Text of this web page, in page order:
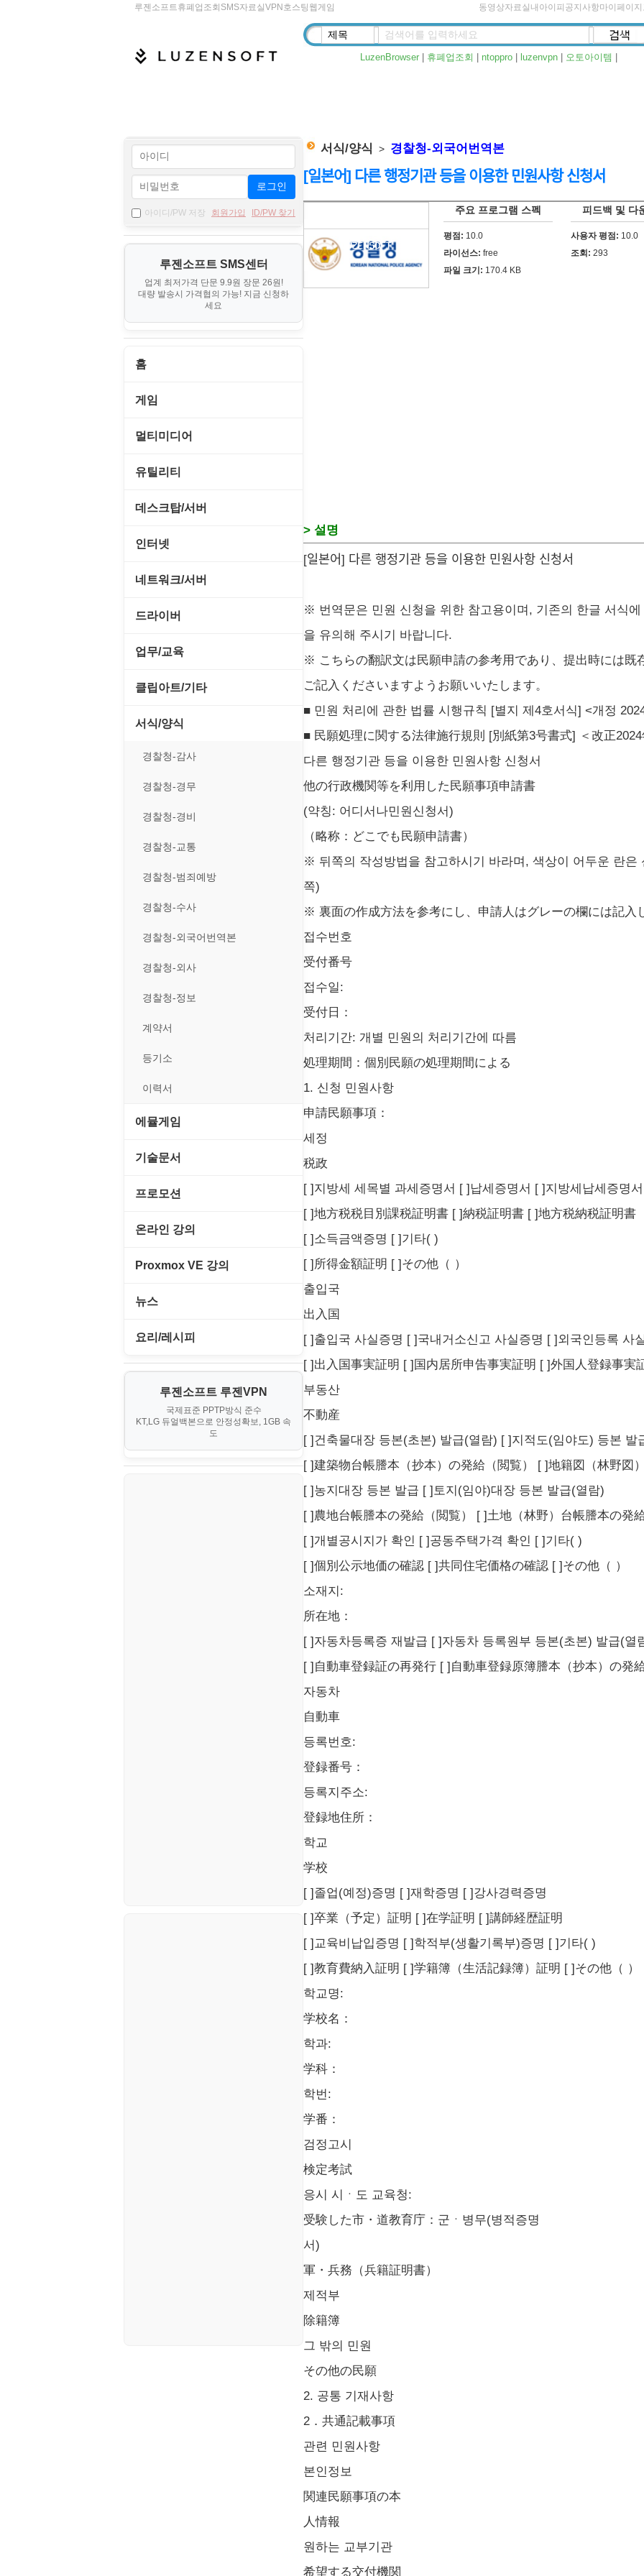
루젠소프트휴폐업조회 SMS자료실 VPN 호스팅 웹게임 동영상자료실 내아이피 공지사항마이페이지
LuzenBrowser| 휴폐업조회 ntoppro| luzenvpn| 오토아이템
로그인
아이디/PW 저장 회원가입 ID/PW 찾기
루젠소프트 SMS센터
업계 최저가격 단문 9.9원 장문 26원!
대량 발송시 가격협의 가능! 지금 신청하
세요
홈
게임
게임 관련 툴
아케이드/액션
앱플레이어
온라인게임
전략/시뮬레이션
멀티미디어
CD/DVD 재생기
비디오 재생기
사운드 에디터
사운드 재생기
이미지 뷰어
유틸리티
CD/CDR/DVD
바이러스 백신
압축파일 관리
파일/디스크
하드웨어 관련
데스크탑/서버
Prometheus
실행기/툴바
운영체제 ISO/Image
커서/아이콘 툴
폰트관리/인쇄
인터넷
FTP/텔넷/통신
사이트 저작도구
원격도구
웹 브라우저
웹 유틸리티
파일공유/클라우드
네트워크/서버
FTP 서버
백오피스/.NET
웹 서버
드라이버
SCSI/IDE/USB
업무/교육
MS 오피스 관련
클립아트/기타
동영상 클립
사운드 클립
아이콘/커서
이미지/월페이퍼
테마/스킨
서식/양식
경찰청-감사
경찰청-경무
경찰청-경비
경찰청-교통
경찰청-범죄예방
경찰청-수사
경찰청-외국어번역본
경찰청-외사
경찰청-정보
계약서
등기소
이력서
에뮬게임
Emulator(게임실행기)
오락실게임
휴대용게임
기술문서
C#, .NET, Visual Studio
JavaScript
MacOS/맥북
MCP
MS SQL Server
프로모션
고정아이피.net
엔탑프로(NTOPPRO)
휴폐업조회
온라인 강의
PHP - 고급
부동산
Proxmox VE 강의
I. Proxmox VE 기본 환경 구축
IV. 클러스터 및 고가용성 (HA)
V. 고급 기능 및 CLI 활용
VI. 장애 조치 (Failover) 심화 시
뉴스
IT/보안
게임
경제
부동산
요리/레시피
노하우
소스/양념장
루젠소프트 루젠VPN
국제표준 PPTP방식 준수
KT,LG 듀얼백본으로 안정성확보, 1GB 속
도
서식/양식 > 경찰청-외국어번역본
[일본어] 다른 행정기관 등을 이용한 민원사항 신청서
료
기
본
정
주요 프로그램 스펙
평점: 10.0
라이선스: free
파일 크기: 170.4 KB
피드백 및 다
사용자 평점: 10.0
조회: 293
> 설명
[일본어] 다른 행정기관 등을 이용한 민원사항 신청서
※ 번역문은 민원 신청을 위한 참고용이며, 기존의 한글 서식
을 유의해 주시기 바랍니다.
※ こちらの翻訳文は民願申請の参考用であり、提出時には既
ご記入くださいますようお願いいたします。
■ 민원 처리에 관한 법률 시행규칙 [별지 제4호서식] <개정
■ 民願処理に関する法律施行規則 [別紙第3号書式] ＜改正2024
다른 행정기관 등을 이용한 민원사항 신청서
他の行政機関等を利用した民願事項申請書
(약칭: 어디서나민원신청서)
（略称：どこでも民願申請書）
※ 뒤쪽의 작성방법을 참고하시기 바라며, 색상이 어두운 란은
쪽)
※ 裏面の作成方法を参考にし、申請人はグレーの欄には記入
접수번호
受付番号
접수일:
受付日：
처리기간: 개별 민원의 처리기간에 따름
処理期間：個別民願の処理期間による
1. 신청 민원사항
申請民願事項：
세정
税政
[ ]지방세 세목별 과세증명서 [ ]납세증명서 [ ]지방세납세증명서
[ ]地方税税目別課税証明書 [ ]納税証明書 [ ]地方税納税証明書
[ ]소득금액증명 [ ]기타( )
[ ]所得金額証明 [ ]その他（ ）
출입국
出入国
[ ]출입국 사실증명 [ ]국내거소신고 사실증명 [ ]외국인등록 사
[ ]出入国事実証明 [ ]国内居所申告事実証明 [ ]外国人登録事実
부동산
不動産
[ ]건축물대장 등본(초본) 발급(열람) [ ]지적도(임야도) 등본 발
[ ]建築物台帳謄本（抄本）の発給（閲覧） [ ]地籍図（林野図
[ ]농지대장 등본 발급 [ ]토지(임야)대장 등본 발급(열람)
[ ]農地台帳謄本の発給（閲覧） [ ]土地（林野）台帳謄本の発給
[ ]개별공시지가 확인 [ ]공동주택가격 확인 [ ]기타( )
[ ]個別公示地価の確認 [ ]共同住宅価格の確認 [ ]その他（ ）
소재지:
所在地：
[ ]자동차등록증 재발급 [ ]자동차 등록원부 등본(초본) 발급(열
[ ]自動車登録証の再発行 [ ]自動車登録原簿謄本（抄本）の発給
자동차
自動車
등록번호:
登録番号：
등록지주소:
登録地住所：
학교
学校
[ ]졸업(예정)증명 [ ]재학증명 [ ]강사경력증명
[ ]卒業（予定）証明 [ ]在学証明 [ ]講師経歴証明
[ ]교육비납입증명 [ ]학적부(생활기록부)증명 [ ]기타( )
[ ]教育費納入証明 [ ]学籍簿（生活記録簿）証明 [ ]その他（ ）
학교명:
学校名：
학과:
学科：
학번:
学番：
검정고시
検定考試
응시 시ㆍ도 교육청:
受験した市・道教育庁：군ㆍ병무(병적증명
서)
軍・兵務（兵籍証明書）
제적부
除籍簿
그 밖의 민원
その他の民願
2. 공통 기재사항
2．共通記載事項
관련 민원사항
본인정보
関連民願事項の本
人情報
원하는 교부기관
希望する交付機関